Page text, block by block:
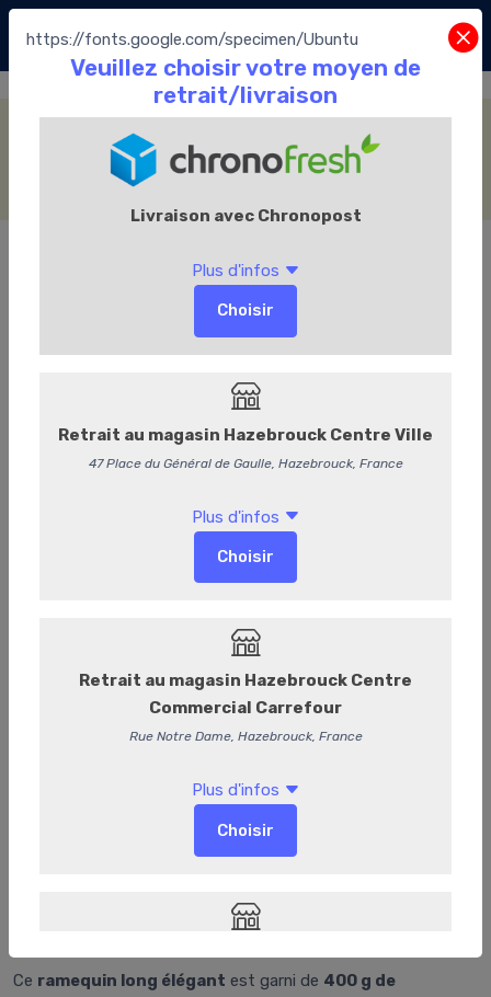
https://fonts.google.com/specimen/Ubuntu
La Boutique
Ramequin Long Leonidas – 400 g
Ce ramequin long élégant est garni de 400 g de